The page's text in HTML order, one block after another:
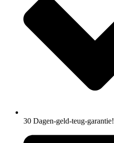
30 Dagen-geld-teug-garantie!